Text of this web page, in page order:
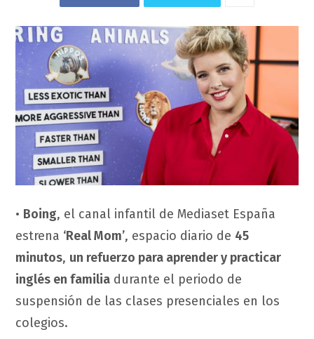
• Boing, el canal infantil de Mediaset España
estrena ‘Real Mom’, espacio diario de 45
minutos, un refuerzo para aprender y practicar
inglés en familia durante el periodo de
suspensión de las clases presenciales en los
colegios.